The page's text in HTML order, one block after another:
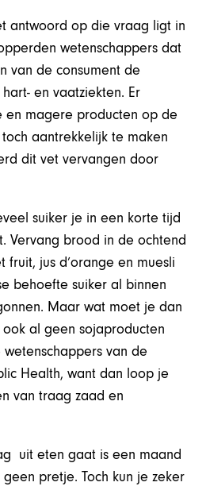
antwoord op die vraag ligt in
wetenschappers dat
van de consument de
en vaatziekten. Er
en magere producten op de
aantrekkelijk te maken
dit vet vervangen door
suiker je in een korte tijd
Vervang brood in de ochtend
fruit, jus d’orange en muesli
behoefte suiker al binnen
Maar wat moet je dan
al geen sojaproducten
van de
Health, want dan loop je
van traag zaad en
uit eten gaat is een maand
geen pretje. Toch kun je zeker